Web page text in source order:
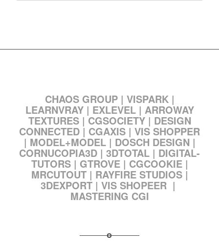
CHAOS GROUP| VISPARK|
LEARNVRAY| EXLEVEL| ARROWAY
TEXTURES|CGSOCIETY| DESIGN
CONNECTED | CGAXIS | VIS SHOPPER
| MODEL+MODEL| DOSCH DESIGN |
CORNUCOPIA3D | 3DTOTAL | DIGITAL-
TUTORS| GTROVE| CGCOOKIE|
MRCUTOUT| RAYFIRE STUDIOS |
3DEXPORT | VIS SHOPEER |
MASTERING CGI